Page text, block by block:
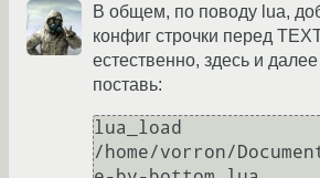
В общем, по поводу lua,
конфиг строчки перед
естественно, здесь и
поставь:
lua_load
/home/vorron/